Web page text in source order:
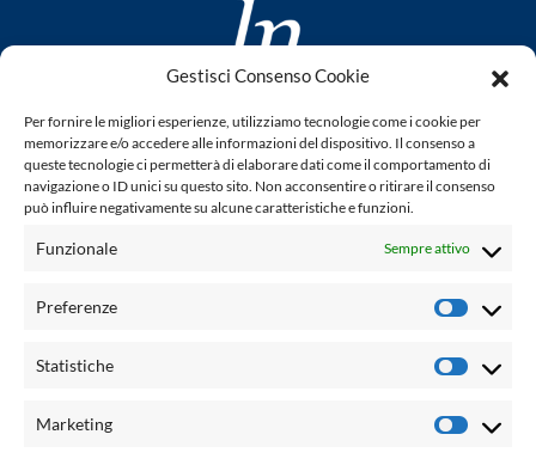
Gestisci Consenso Cookie
Per fornire le migliori esperienze, utilizziamo tecnologie come i cookie per
memorizzare e/o accedere alle informazioni del dispositivo. Il consenso a
queste tecnologie ci permetterà di elaborare dati come il comportamento di
navigazione o ID unici su questo sito. Non acconsentire o ritirare il consenso
può influire negativamente su alcune caratteristiche e funzioni.
Funzionale Sempre attivo
Preferenze
Statistiche
Marketing
www.laletteraturaenoi.it
fondato da Romano Luperini
Questo blog non rappresenta una testata giornalistica in
quanto viene aggiornato senza alcuna periodicità. Non può
legge n° 62 del 7.03.2001. L'autore non è responsabile per
email: